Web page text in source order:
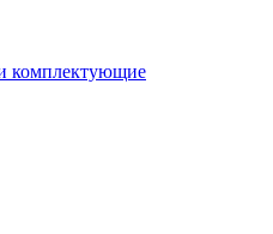
комплектующие